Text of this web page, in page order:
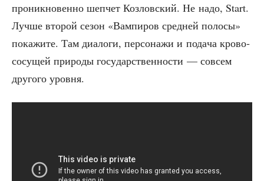
про­ник­но­вен­но шеп­чет Коз­лов­ский. Не надо, Start.
Луч­ше вто­рой сезон «Вам­пи­ров сред­ней поло­сы»
пока­жи­те. Там диа­ло­ги, пер­со­на­жи и пода­ча кро­во­
со­су­щей при­ро­ды госу­дар­ствен­но­сти — совсем
дру­го­го уровня.